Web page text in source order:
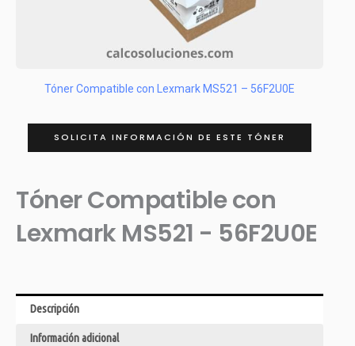
Tóner Compatible con Lexmark MS521 – 56F2U0E
SOLICITA INFORMACIÓN DE ESTE TÓNER
Tóner Compatible con
Lexmark MS521 - 56F2U0E
Descripción
Información adicional